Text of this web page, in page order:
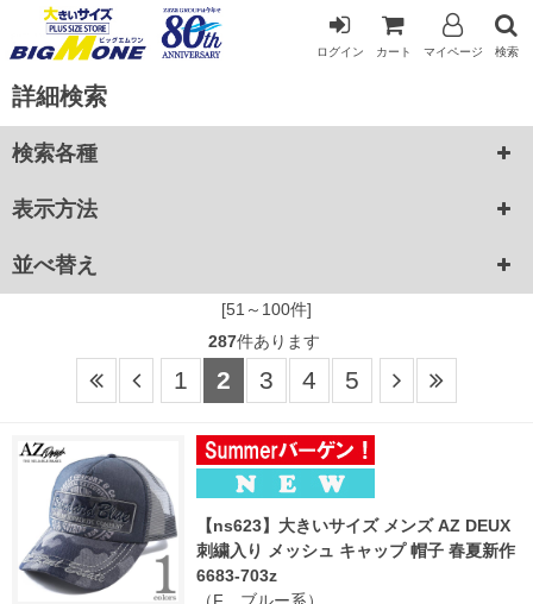
ログイン カート マイページ 検索
詳細検索
検索各種
表示方法
並べ替え
[51～100件]
287件あります
1 2 3 4 5
【ns623】大きいサイズ メンズ AZ DEUX
刺繍入り メッシュ キャップ 帽子 春夏新作
6683-703z
（F ブルー系）